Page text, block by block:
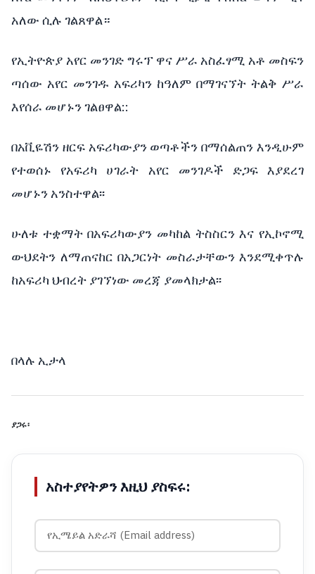
አለው ሲሉ ገልጸዋል።
የኢትዮጵያ አየር መንገድ ግሩፕ ዋና ሥራ አስፈፃሚ አቶ መስፍን
ጣሰው አየር መንገዱ አፍሪካን ከዓለም በማገናኘት ትልቅ ሥራ
እየሰራ መሆኑን ገልፀዋል::
በአቪዬሽን ዘርፍ አፍሪካውያን ወጣቶችን በማሰልጠን እንዲሁም
የተወሰኑ የአፍሪካ ሀገራት አየር መንገዶች ድጋፍ እያደረገ
መሆኑን አንስተዋል፡፡
ሁለቱ ተቋማት በአፍሪካውያን መካከል ትስስርን እና የኢኮኖሚ
ውህደትን ለማጠናከር በአጋርነት መስራታቸውን እንደሚቀጥሉ
ከአፍሪካ ህብረት ያገኘነው መረጃ ያመላክታል፡፡
በላሉ ኢታላ
ያጋሩ፡
አስተያየትዎን እዚህ ያስፍሩ: